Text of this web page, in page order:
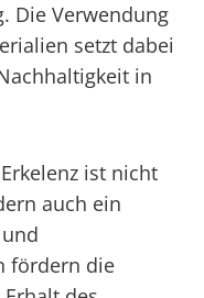
Die Verwendung
setzt dabei
in
ist nicht
auch ein
fördern die